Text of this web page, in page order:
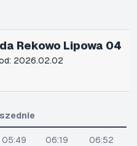
Rekowo Lipowa 04
2026.02.02
05:49 06:19
06:52